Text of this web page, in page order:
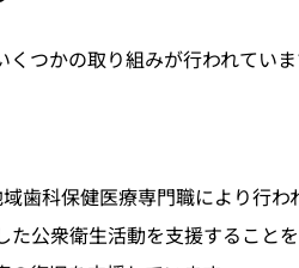
つかの取り組みが行われてい
歯科保健医療専門職により行わ
公衆衛生活動を支援すること